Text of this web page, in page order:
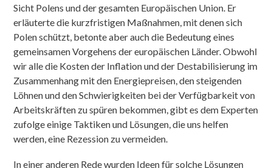
Sicht Polens und der gesamten Europäischen Union. Er
erläuterte die kurzfristigen Maßnahmen, mit denen sich
Polen schützt, betonte aber auch die Bedeutung eines
gemeinsamen Vorgehens der europäischen Länder. Obwohl
wir alle die Kosten der Inflation und der Destabilisierung im
Zusammenhang mit den Energiepreisen, den steigenden
Löhnen und den Schwierigkeiten bei der Verfügbarkeit von
Arbeitskräften zu spüren bekommen, gibt es dem Experten
zufolge einige Taktiken und Lösungen, die uns helfen
werden, eine Rezession zu vermeiden.
In einer anderen Rede wurden Ideen für solche Lösungen